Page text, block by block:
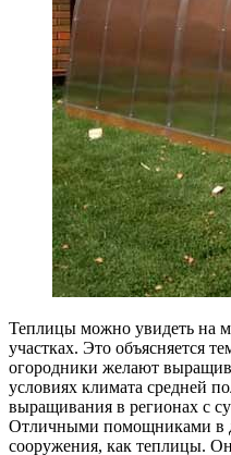
Теплицы можно увидеть на
участках. Это объясняется
огородники желают
условиях климата средней
выращивания в регионах с
Отличными помощниками в
сооружения, как теплицы.